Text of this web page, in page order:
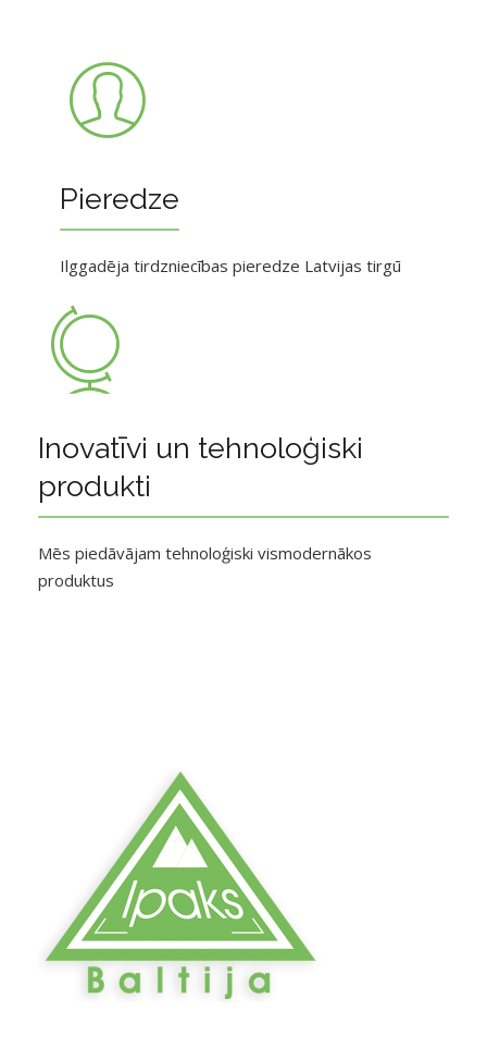
Pieredze
Ilggadēja tirdzniecības pieredze Latvijas tirgū
Inovatīvi un tehnoloģiski
produkti
Mēs piedāvājam tehnoloģiski vismodernākos
produktus